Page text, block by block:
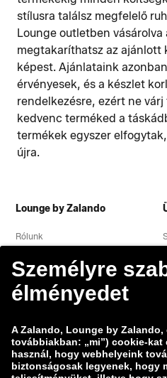
stílusra találsz megfelelő
Lounge outletben
megtakaríthatsz az ajánlott
képest. Ajánlataink
érvényesek, és a készlet
rendelkezésre, ezért ne
kedvenc terméked a
termékek egyszer
újra.
Lounge by Zalando
Rólunk
Jogi közlemény
Általános szerződési feltételek
Álláslehetőségek
Adatok nyomon követése
Sebezhetőség bejelentése